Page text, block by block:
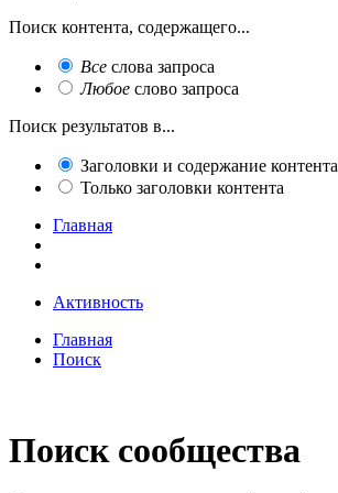
Поиск контента, содержащего...
Все слова запроса
Любое слово запроса
Поиск результатов в...
Заголовки и содержание контента
Только заголовки контента
Главная
Активность
Главная
Поиск
Поиск сообщества